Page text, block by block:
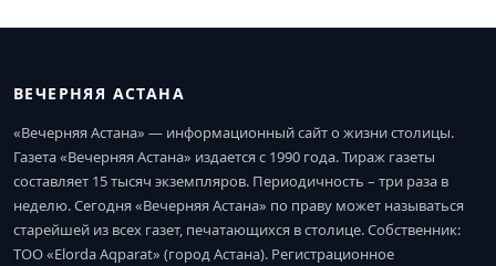
ВЕЧЕРНЯЯ АСТАНА
«Вечерняя Астана» — информационный сайт о жизни столицы.
Газета «Вечерняя Астана» издается с 1990 года. Тираж газеты
составляет 15 тысяч экземпляров. Периодичность – три раза в
неделю. Сегодня «Вечерняя Астана» по праву может называться
старейшей из всех газет, печатающихся в столице. Собственник:
ТОО «Elorda Aqparat» (город Астана). Регистрационное